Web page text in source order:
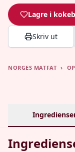
Lagre i
Skriv ut
NORGES MATFAT ›